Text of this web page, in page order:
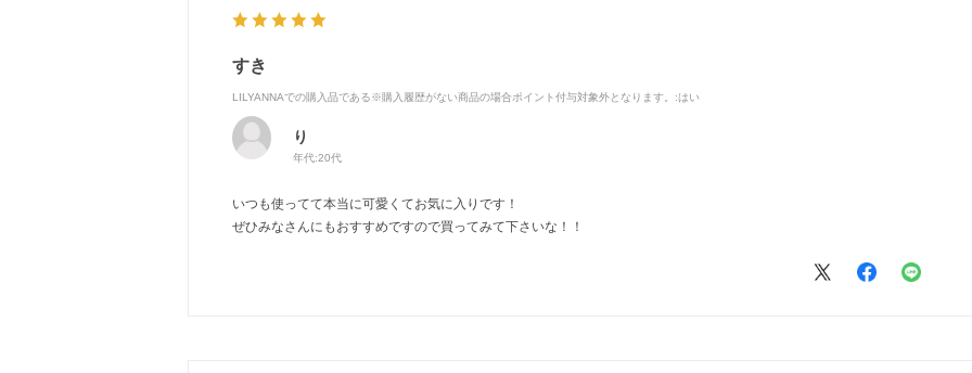
すき
LILYANNAでの購入品である※購入履歴がない商品の場合ポイント付与対象外となります。 :はい
り
年代:20代
いつも使ってて本当に可愛くてお気に入りです！
ぜひみなさんにもおすすめですので買ってみて下さいな！！